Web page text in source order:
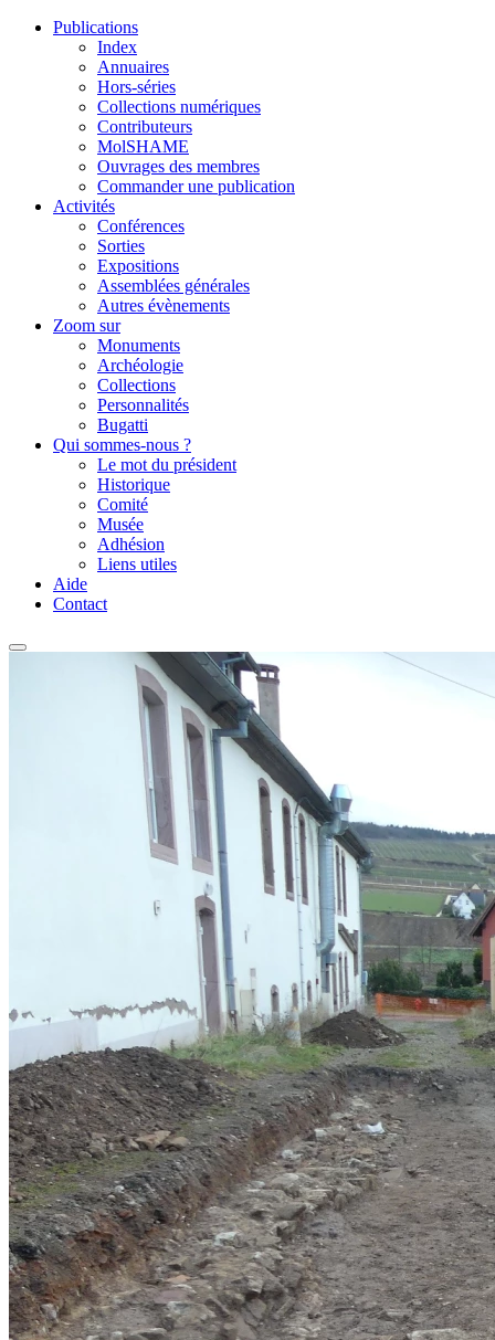
Publications
Index
Annuaires
Hors-séries
Collections numériques
Contributeurs
MolSHAME
Ouvrages des membres
Commander une publication
Activités
Conférences
Sorties
Expositions
Assemblées générales
Autres évènements
Zoom sur
Monuments
Archéologie
Collections
Personnalités
Bugatti
Qui sommes-nous ?
Le mot du président
Historique
Comité
Musée
Adhésion
Liens utiles
Aide
Contact